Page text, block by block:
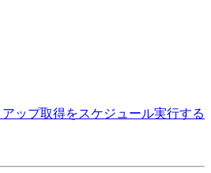
ップ取得をスケジュール実行する